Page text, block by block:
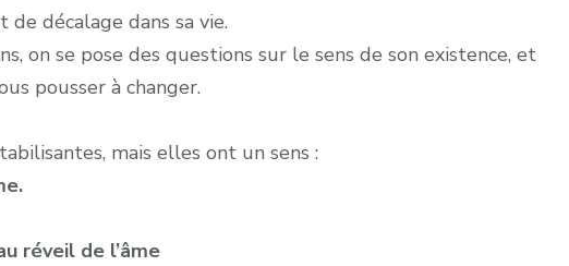
décalage dans sa vie.
on se pose des questions sur le sens de son existence, et
pousser à changer.
mais elles ont un sens :
réveil de l’âme